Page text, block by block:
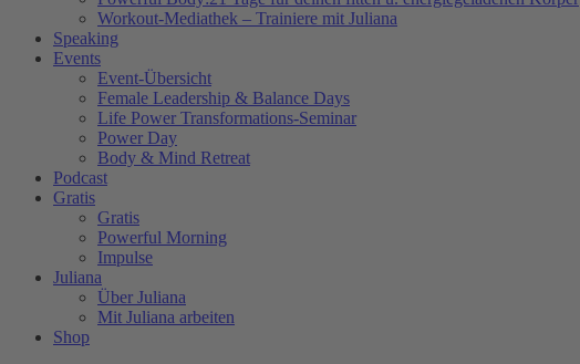
Workout-Mediathek – Trainiere mit Juliana
Speaking
Events
Event-Übersicht
Female Leadership & Balance Days
Life Power Transformations-Seminar
Power Day
Body & Mind Retreat
Podcast
Gratis
Gratis
Powerful Morning
Impulse
Juliana
Über Juliana
Mit Juliana arbeiten
Shop